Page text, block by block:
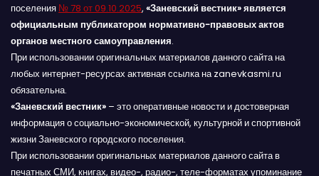
поселения № 78 от 09.10.2025, «Заневский вестник» является
официальным публикатором нормативно-правовых актов
органов местного самоуправления.
При использовании оригинальных материалов данного сайта на
любых интернет-ресурсах активная ссылка на zanevkasmi.ru
обязательна.
«Заневский вестник» – это оперативные новости и достоверная
информация о социально-экономической, культурной и спортивной
жизни Заневского городского поселения.
При использовании оригинальных материалов данного сайта в
печатных СМИ, книгах, видео-, радио-, теле-форматах упоминание